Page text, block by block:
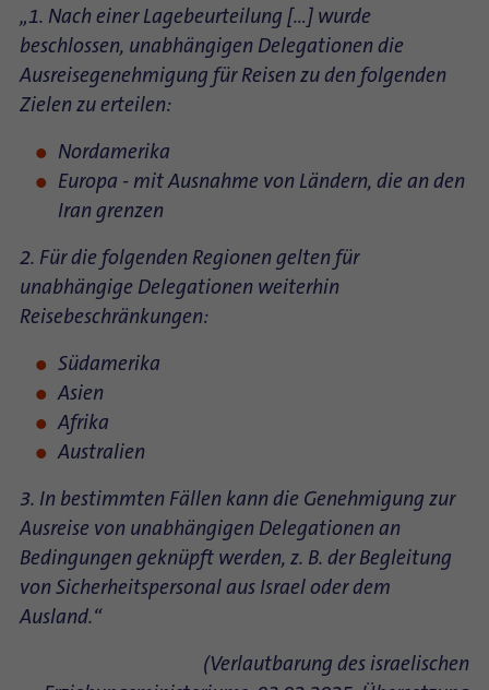
„1. Nach einer Lagebeurteilung […] wurde
beschlossen, unabhängigen Delegationen die
Ausreisegenehmigung für Reisen zu den folgenden
Zielen zu erteilen:
Nordamerika
Europa - mit Ausnahme von Ländern, die an den
Iran grenzen
2. Für die folgenden Regionen gelten für
unabhängige Delegationen weiterhin
Reisebeschränkungen:
Südamerika
Asien
Afrika
Australien
3. In bestimmten Fällen kann die Genehmigung zur
Ausreise von unabhängigen Delegationen an
Bedingungen geknüpft werden, z. B. der Begleitung
von Sicherheitspersonal aus Israel oder dem
Ausland.“
(Verlautbarung des israelischen